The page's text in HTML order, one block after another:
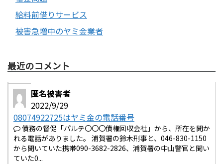
給料前借りサービス
被害急増中のヤミ金業者
最近のコメント
匿名被害者
2022/9/29
08074922725はヤミ金の電話番号
債務の督促「パルテ〇〇〇債権回収会社」から、所在を聞か
れる電話がありました。 浦賀署の鈴木刑事と、046-830-1150
から聞いていた携帯090-3682-2826、浦賀署の中山警官と聞い
ていた0...